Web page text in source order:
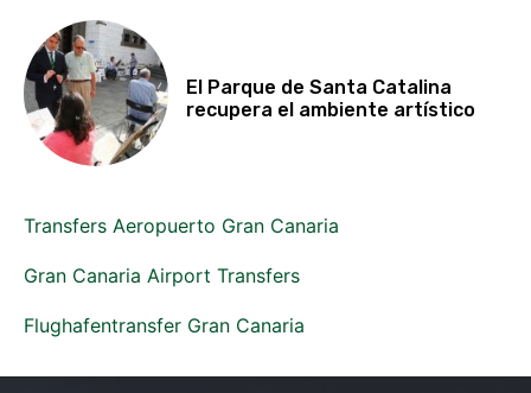
El Parque de Santa Catalina
recupera el ambiente artístico
Transfers Aeropuerto Gran Canaria
Gran Canaria Airport Transfers
Flughafentransfer Gran Canaria